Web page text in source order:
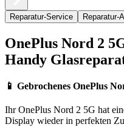
Reparatur-Service Reparatur-
OnePlus Nord 2
Handy
📱 Gebrochenes OnePlus
IhrOnePlus Nord 2 5G hat
Display wieder in perfekten